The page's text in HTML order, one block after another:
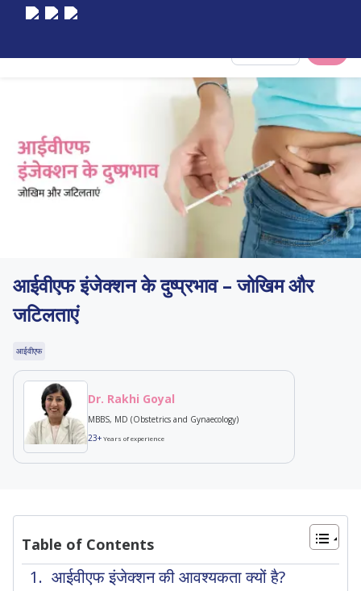
आईवीएफ इंजेक्शन के दुष्प्रभाव – जोखिम और
जटिलताएं
आईवीएफ
Dr. Rakhi Goyal
MBBS, MD (Obstetrics and Gynaecology)
23+Years of experience
Table of Contents
आईवीएफ इंजेक्शन की आवश्यकता क्यों है?